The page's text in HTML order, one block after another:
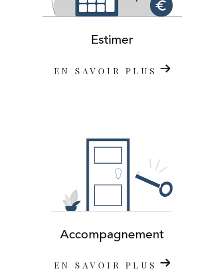
Estimer
EN SAVOIR PLUS
Accompagnement
EN SAVOIR PLUS